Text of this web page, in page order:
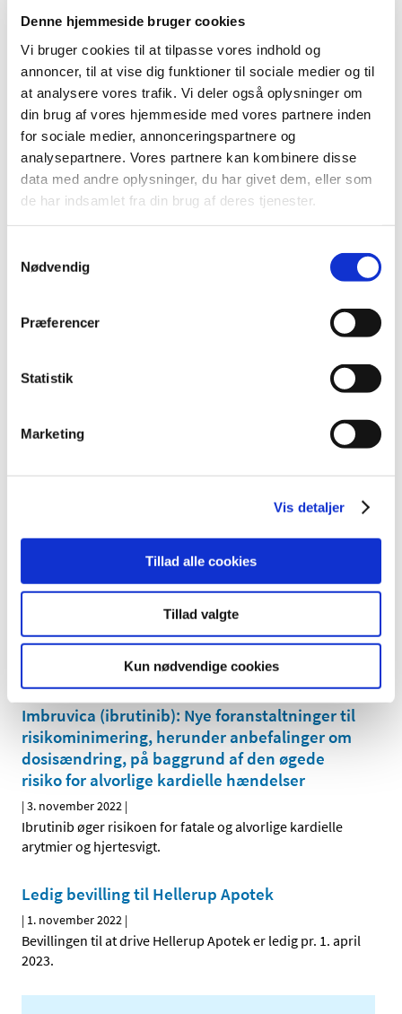
Denne hjemmeside bruger cookies
Vi bruger cookies til at tilpasse vores indhold og
annoncer, til at vise dig funktioner til sociale medier og til
at analysere vores trafik. Vi deler også oplysninger om
din brug af vores hjemmeside med vores partnere inden
for sociale medier, annonceringspartnere og
analysepartnere. Vores partnere kan kombinere disse
data med andre oplysninger, du har givet dem, eller som
de har indsamlet fra din brug af deres tjenester.
Nødvendig
Præferencer
Statistik
Marketing
Vis detaljer
Tillad alle cookies
Tillad valgte
Kun nødvendige cookies
steroide antiinflammatoriske midler)
| 9. november 2022
På baggrund af anbefaling fra den europæiske
bivirkningskomité PRAC har koordinationsgruppen for
…
Nomegestrolacetat* og chlormadinonacetat:
Tiltag for at mindske risiko for meningeom
|8. november 2022 |
Der er en øget risiko for at udvikle meningeom (enkelt
MedSafetyWeek: Vigtigt at være opmærksom
|8. november 2022
Medicin, der sælges i Danmark, er sikker og velundersøgt
kliniske forsøg med lægemidler registreres i
den europæiske database EudraVigilance for
I forbindelse med overgangen til den nye EU-forordning
Praksisændring for Lægemiddelstyrelsens
inspektioner
Lægemiddelstyrelsen har påbegyndt implementering af
det elektroniske underskriftssystem (Penneo). Fra 1.
Imbruvica (ibrutinib): Nye foranstaltninger til
risikominimering, herunder anbefalinger om
dosisændring, på baggrund af den øgede
risiko for alvorlige kardielle hændelser
|3. november 2022 |
Ibrutinib øger risikoen for fatale og alvorlige kardielle
arytmier og hjertesvigt.
Ledig bevilling til Hellerup Apotek
| 1. november 2022 |
Bevillingen til at drive Hellerup Apotek er ledig pr. 1. april
2023.